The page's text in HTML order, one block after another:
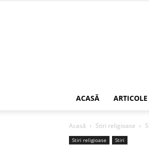
ACASĂ
Acasă Stiri religioase
Stiri religioase Stiri